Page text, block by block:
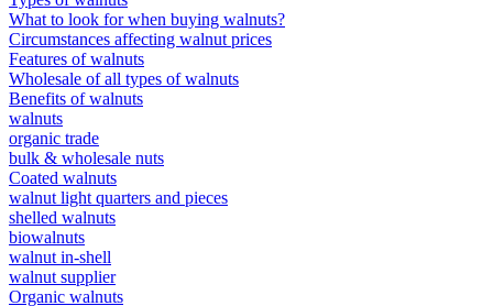
What to look for when buying walnuts?
Circumstances affecting walnut prices
Features of walnuts
Wholesale of all types of walnuts
Benefits of walnuts
walnuts
organic trade
bulk & wholesale nuts
Coated walnuts
walnut light quarters and pieces
shelled walnuts
biowalnuts
walnut in-shell
walnut supplier
Organic walnuts